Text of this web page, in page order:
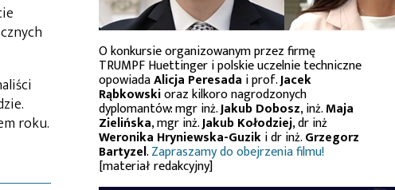
roku.
O konkursie organizowanym przez firmę
TRUMPF Huettinger i polskie uczelnie techniczne
opowiadaAlicja Peresada i prof.Jacek
Rąbkowskioraz kilkoro nagrodzonych
dyplomantów: mgr inż.Jakub Dobosz, inż.Maja
Zielińska, mgr inż.Jakub Kołodziej, dr inż
Weronika Hryniewska-Guziki dr inż.Grzegorz
Bartyzel.Zapraszamy do obejrzenia filmu!
[materiał redakcyjny]